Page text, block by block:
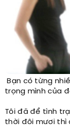
Bạn có từng
trọng mình của
Tôi đã để tình
thời đôi mươi thì